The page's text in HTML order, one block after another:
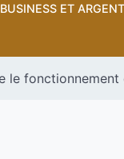
BUSINESS ET ARGENT
le fonctionnement